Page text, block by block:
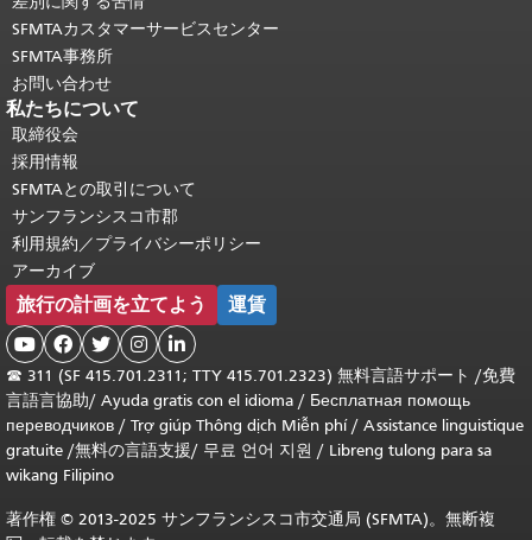
SFMTAカスタマーサービスセンター
SFMTA事務所
お問い合わせ
私たちについて
取締役会
採用情報
SFMTAとの取引について
サンフランシスコ市郡
利用規約／プライバシーポリシー
アーカイブ
旅行の計画を立てよう 運賃
    
☎ 311 (SF 415.701.2311; TTY 415.701.2323) 無料言語サポート /免費
言語言協助/ Ayuda gratis con el idioma / Бесплатная помощь
переводчиков / Trợ giúp Thông dịch Miễn phí/ Assistance linguistique
gratuite /無料の言語支援/ 무료 언어 지원 / Libreng tulong para sa
wikang Filipino
著作権 © 2013-2025 サンフランシスコ市交通局 (SFMTA)。無断複